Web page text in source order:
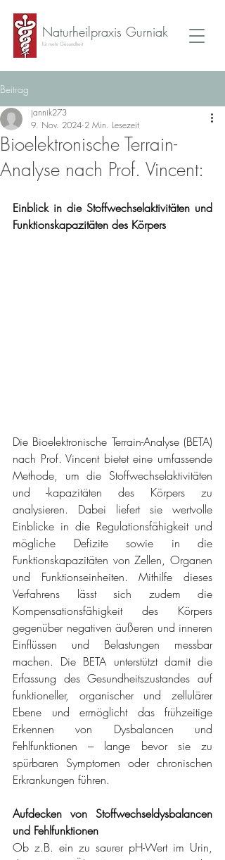
für mehr Gesundheit
Naturheilpraxis Gurniak
Beitrag
Bioelektronische Terrain-
Analyse nach Prof. Vincent:
jannik273
9. Nov. 2024 2 Min. Lesezeit
Einblick in die Stoffwechselaktivitäten und
Funktionskapazitäten des Körpers
Die Bioelektronische Terrain-Analyse (BETA)
nach Prof. Vincent bietet eine umfassende
Methode, um die Stoffwechselaktivitäten
und -kapazitäten des Körpers zu
analysieren. Dabei liefert sie wertvolle
Einblicke in die Regulationsfähigkeit und
mögliche Defizite sowie in die
Funktionskapazitäten von Zellen, Organen
und Funktionseinheiten. Mithilfe dieses
Verfahrens lässt sich zudem die
Kompensationsfähigkeit des Körpers
gegenüber negativen äußeren und inneren
Einflüssen und Belastungen messbar
machen. Die BETA unterstützt damit die
Erfassung des Gesundheitszustandes auf
funktioneller, organischer und zellulärer
Ebene und ermöglicht das frühzeitige
Erkennen von Dysbalancen und
Fehlfunktionen – lange bevor sie zu
spürbaren Symptomen oder chronischen
Erkrankungen führen.
Aufdecken von Stoffwechseldysbalancen
und Fehlfunktionen
Ob z.B. ein zu saurer pH-Wert im Urin,